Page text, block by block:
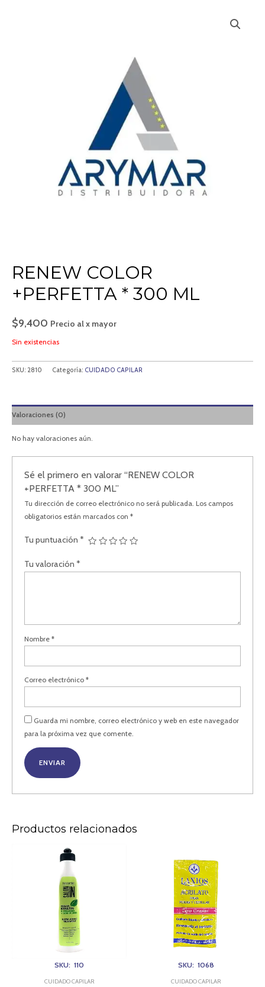
RENEW COLOR
+PERFETTA * 300 ML
$9,400 Precio al x mayor
Sin existencias
SKU: 2810 Categoría: CUIDADO CAPILAR
Valoraciones (0)
No hay valoraciones aún.
Sé el primero en valorar “RENEW COLOR
+PERFETTA * 300 ML”
Tu dirección de correo electrónico no será publicada. Los campos
obligatorios están marcados con*
Tu puntuación*
Tu valoración*
Nombre*
Correo electrónico*
Guarda mi nombre, correo electrónico y web en este navegador
para la próxima vez que comente.
Productos relacionados
SKU: 110
CUIDADO CAPILAR
RECAMIER
SKU: 1068
CUIDADO CAPILAR
INDIVIDUAL
cantidad